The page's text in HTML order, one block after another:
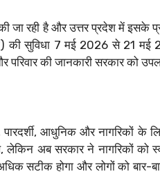
जा रही है और उत्तर प्रदेश में
की सुविधा 7 मई 2026 से 21
की जानकारी सरकार को
आधुनिक और नागरिकों के
अब सरकार ने नागरिकों को
सटीक होगा और लोगों को बार-